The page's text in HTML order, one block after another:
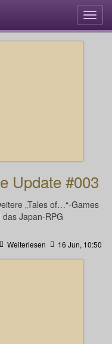
Update #003
„Tales of…“-Games
das Japan-RPG
Weiterlesen 16 Jun, 10:50